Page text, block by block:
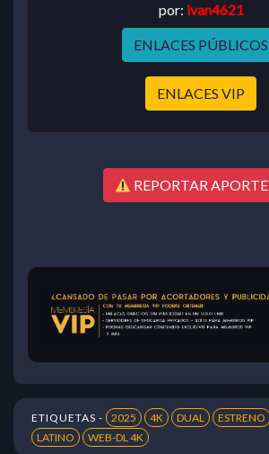
por: ivan4621
ENLACES PÚBLICOS
ENLACES VIP
REPORTAR APORTE
ETIQUETAS - 2025 4K DUAL ESTRENO
LATINO
WEB-DL 4K